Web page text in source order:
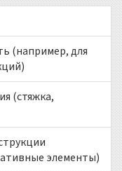
(например, для
(стяжка,
элементы)